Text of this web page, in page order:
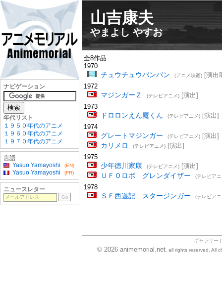
山吉康夫
やまよし やすお
全8作品
1970
チュウチュウバンバン (アニメ映画)[演出
1972
マジンガーＺ (テレビアニメ)[演出]
1973
ドロロンえん魔くん (テレビアニメ)[演出]
1974
グレートマジンガー (テレビアニメ)[演出]
カリメロ (テレビアニメ)[演出]
1975
少年徳川家康 (テレビアニメ)[演出]
ＵＦＯロボ グレンダイザー (テレビア
1978
ＳＦ西遊記 スタージンガー (テレビア
ギャラリー
ナビゲーション
年代リスト
１９５０年代のアニメ
１９６０年代のアニメ
１９７０年代のアニメ
言語
Yasuo Yamayoshi
(EN)
Yasuo Yamayoshi (FR)
ニュースレター
© 2026 animemorial.net, all rights reserved. All